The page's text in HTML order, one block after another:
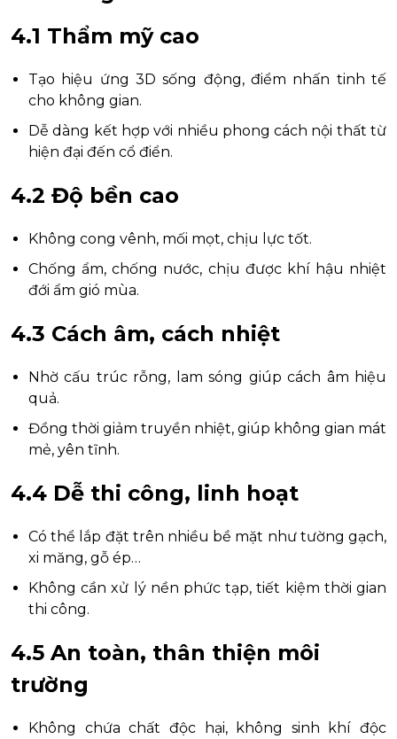
4.1 Thẩm mỹ cao
Tạo hiệu ứng 3D sống động, điểm nhấn tinh tế
cho không gian.
Dễ dàng kết hợp với nhiều phong cách nội thất từ
hiện đại đến cổ điển.
4.2 Độ bền cao
Không cong vênh, mối mọt, chịu lực tốt.
Chống ẩm, chống nước, chịu được khí hậu nhiệt
đới ẩm gió mùa.
4.3 Cách âm, cách nhiệt
Nhờ cấu trúc rỗng, lam sóng giúp cách âm hiệu
quả.
Đồng thời giảm truyền nhiệt, giúp không gian mát
mẻ, yên tĩnh.
4.4 Dễ thi công, linh hoạt
Có thể lắp đặt trên nhiều bề mặt như tường gạch,
xi măng, gỗ ép…
Không cần xử lý nền phức tạp, tiết kiệm thời gian
thi công.
4.5 An toàn, thân thiện môi
trường
Không chứa chất độc hại, không sinh khí độc